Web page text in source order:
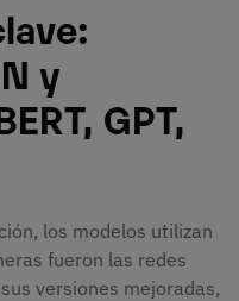
y
GPT,
los modelos utilizan
fueron las redes
versiones mejoradas,